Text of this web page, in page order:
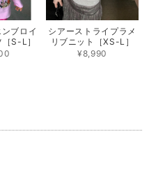
ブロイ
S-L］
シアーストライプラメ
リブニット［XS-L］
¥8,990